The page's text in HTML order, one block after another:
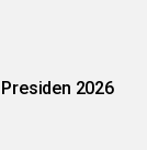
2026